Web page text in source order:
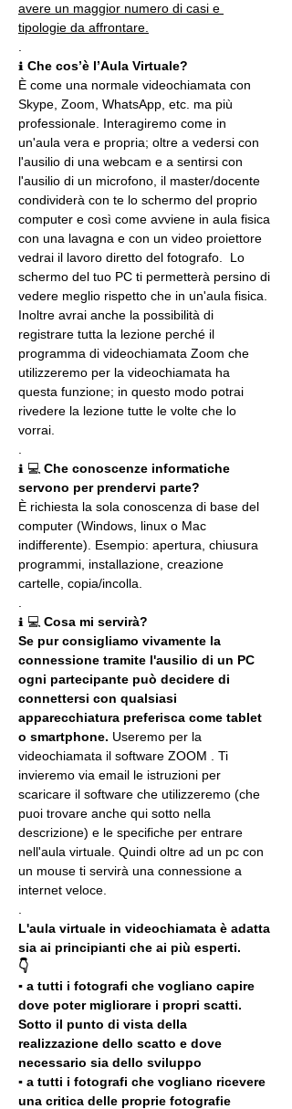
avere un maggior numero di casi e
tipologie da affrontare.
ℹ Che cos’è l’Aula Virtuale?
È come una normale videochiamata con
Skype, Zoom, WhatsApp, etc. ma più
professionale. Interagiremo come in
un'aula vera e propria; oltre a vedersi con
l'ausilio di una webcam e a sentirsi con
l'ausilio di un microfono, il master/docente
condividerà con te lo schermo del proprio
computer e così come avviene in aula fisica
con una lavagna e con un video proiettore
vedrai il lavoro diretto del fotografo.  Lo
schermo del tuo PC ti permetterà persino di
vedere meglio rispetto che in un'aula fisica.
Inoltre avrai anche la possibilità di
registrare tutta la lezione perché il
programma di videochiamata Zoom che
utilizzeremo per la videochiamata ha
questa funzione; in questo modo potrai
rivedere la lezione tutte le volte che lo
vorrai.
ℹ 💻 Che conoscenze informatiche
servono per prendervi parte?
È richiesta la sola conoscenza di base del
computer (Windows, linux o Mac
indifferente). Esempio: apertura, chiusura
programmi, installazione, creazione
cartelle, copia/incolla.
ℹ 💻 Cosa mi servirà?
Se pur consigliamo vivamente la
connessione tramite l'ausilio di un PC
ogni partecipante può decidere di
connettersi con qualsiasi
apparecchiatura preferisca come tablet
o smartphone. Useremo per la
videochiamata il software ZOOM . Ti
invieremo via email le istruzioni per
scaricare il software che utilizzeremo (che
puoi trovare anche qui sotto nella
descrizione) e le specifiche per entrare
nell'aula virtuale. Quindi oltre ad un pc con
un mouse ti servirà una connessione a
internet veloce.
L'aula virtuale in videochiamata è adatta
sia ai principianti che ai più esperti.
👇
▪️ a tutti i fotografi che vogliano capire
dove poter migliorare i propri scatti.
Sotto il punto di vista della
realizzazione dello scatto e dove
necessario sia dello sviluppo
▪️ a tutti i fotografi che vogliano ricevere
una critica delle proprie fotografie